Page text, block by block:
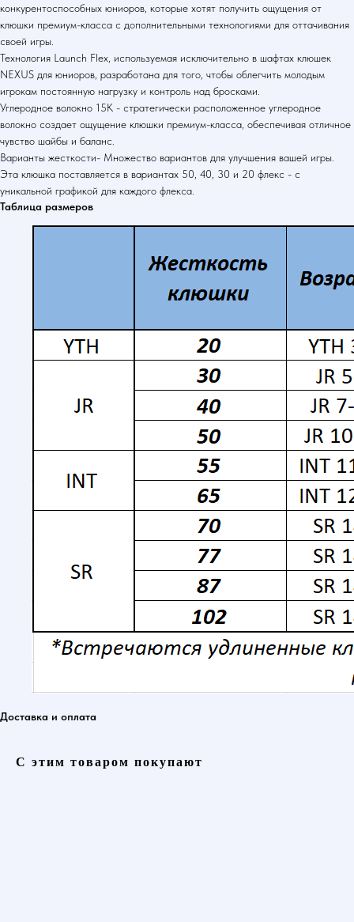
конкурентоспособных юниоров, которые хотят получить ощущения от
клюшки премиум-класса с дополнительными технологиями для оттачивания
своей игры.
Технология Launch Flex, используемая исключительно в шафтах клюшек
NEXUS для юниоров, разработана для того, чтобы облегчить молодым
игрокам постоянную нагрузку и контроль над бросками.
Углеродное волокно 15K - стратегически расположенное углеродное
волокно создает ощущение клюшки премиум-класса, обеспечивая отличное
чувство шайбы и баланс.
Варианты жесткости- Множество вариантов для улучшения вашей игры.
Эта клюшка поставляется в вариантах 50, 40, 30 и 20 флекс - с
уникальной графикой для каждого флекса.
Таблица размеров
Доставка и оплата
С этим товаром покупают